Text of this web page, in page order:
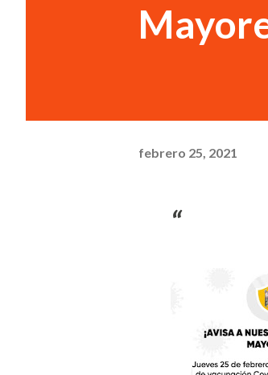
febrero 25, 2021